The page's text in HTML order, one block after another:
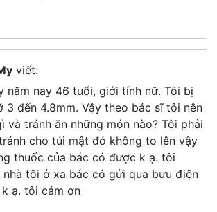
viết:
năm nay 46 tuổi, giới tính nữ. Tôi bị
3 đến 4.8mm. Vậy theo bác sĩ tôi nên
và tránh ăn những món nào? Tôi phải
cho túi mật đó không to lên vậy
thuốc của bác có được k ạ. tôi
tôi ở xa bác có gửi qua bưu điện
ạ. tôi cảm ơn